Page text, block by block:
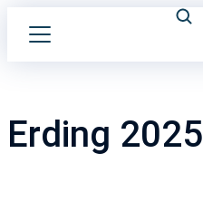
Erding 2025